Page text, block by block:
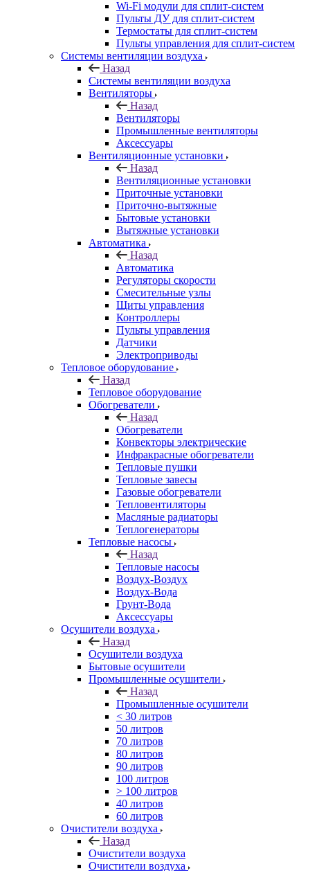
Wi-Fi модули для сплит-систем
Пульты ДУ для сплит-систем
Термостаты для сплит-систем
Пульты управления для сплит-систем
Системы вентиляции воздуха
Назад
Системы вентиляции воздуха
Вентиляторы
Назад
Вентиляторы
Промышленные вентиляторы
Аксессуары
Вентиляционные установки
Назад
Вентиляционные установки
Приточные установки
Приточно-вытяжные
Бытовые установки
Вытяжные установки
Автоматика
Назад
Автоматика
Регуляторы скорости
Смесительные узлы
Щиты управления
Контроллеры
Пульты управления
Датчики
Электроприводы
Тепловое оборудование
Назад
Тепловое оборудование
Обогреватели
Назад
Обогреватели
Конвекторы электрические
Инфракрасные обогреватели
Тепловые пушки
Тепловые завесы
Газовые обогреватели
Тепловентиляторы
Масляные радиаторы
Теплогенераторы
Тепловые насосы
Назад
Тепловые насосы
Воздух-Воздух
Воздух-Вода
Грунт-Вода
Аксессуары
Осушители воздуха
Назад
Осушители воздуха
Бытовые осушители
Промышленные осушители
Назад
Промышленные осушители
< 30 литров
50 литров
70 литров
80 литров
90 литров
100 литров
> 100 литров
40 литров
60 литров
Очистители воздуха
Назад
Очистители воздуха
Очистители воздуха